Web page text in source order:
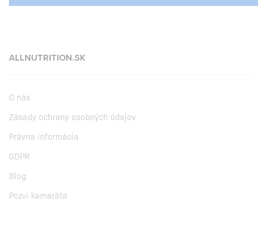
ALLNUTRITION.SK
O nás
Zásady ochrany osobných údajov
Právna informácia
GDPR
Blog
Pozvi kamaráta